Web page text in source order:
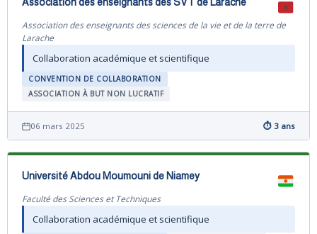
Association des enseignants des SVT de Larache
Association des enseignants des sciences de la vie et de la terre de
Larache
Collaboration académique et scientifique
CONVENTION DE COLLABORATION
ASSOCIATION À BUT NON LUCRATIF
06 mars 2025 ⏱ 3 ans
Université Abdou Moumouni de Niamey
Faculté des Sciences et Techniques
Collaboration académique et scientifique